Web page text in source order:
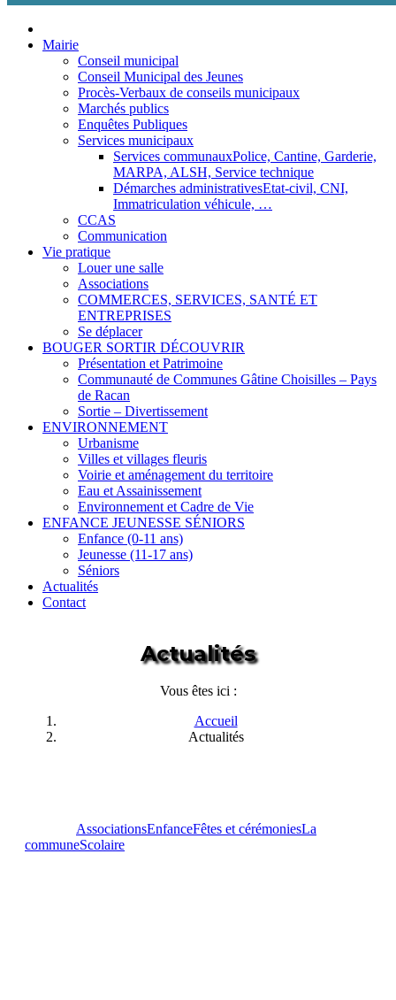
contenuMairie
Conseil municipal
Conseil Municipal des Jeunes
Procès-Verbaux de conseils municipaux
Marchés publics
Enquêtes Publiques
Services municipaux
Services communauxPolice, Cantine, Garderie,
MARPA, ALSH, Service technique
Démarches administrativesEtat-civil, CNI,
Immatriculation véhicule, …
CCAS
Communication
Vie pratique
Louer une salle
Associations
COMMERCES, SERVICES, SANTÉ ET
ENTREPRISES
Se déplacer
BOUGER SORTIR DÉCOUVRIR
Présentation et Patrimoine
Communauté de Communes Gâtine Choisilles – Pays
de Racan
Sortie – Divertissement
ENVIRONNEMENT
Urbanisme
Villes et villages fleuris
Voirie et aménagement du territoire
Eau et Assainissement
Environnement et Cadre de Vie
ENFANCE JEUNESSE SÉNIORS
Enfance (0-11 ans)
Jeunesse (11-17 ans)
Séniors
Actualités
Contact
Actualités
Vous êtes ici :
Accueil
Actualités
AssociationsEnfanceFêtes et cérémoniesLa
communeScolaire